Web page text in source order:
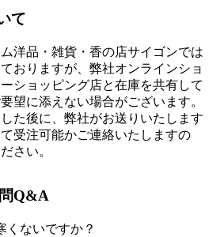
て
洋品・雑貨・香の店サイゴンでは
おりますが、弊社オンラインショ
ショッピング店と在庫を共有して
望に添えない場合がございます。
た後に、弊社がお送りいたします
受注可能かご連絡いたしますの
さい。
Q&A
くないですか？